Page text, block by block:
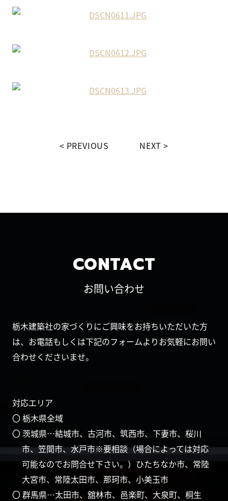
PREVIOUS NEXT
CONTACT
お問い合わせ
栃木建築社の家づくりにご興味をお持ちいただいた方
は、お電話もしくは下記のフォームよりお気軽にお問い
合わせくださいませ。
対応エリア
〇 栃木県全域
〇 茨城県…結城市、古河市、筑西市、下妻市、桜川
市、笠間市、水戸市※要相談（場合によっては対応
可能なのでお問合せ下さい。）ひたちなか市、常陸
大宮市、常陸太田市、那珂市、小美玉市
〇 群馬県…太田市、舘林市、邑楽町、大泉町、桐生